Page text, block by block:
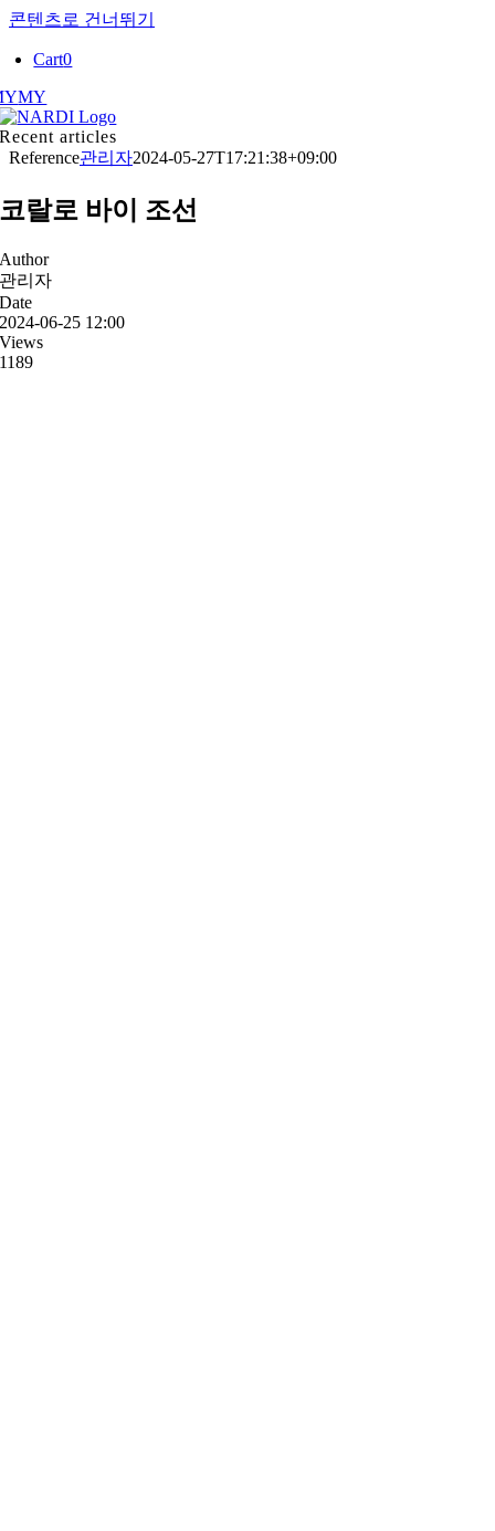
콘텐츠로 건너뛰기
Cart0
MY
Recent articles
Reference관리자2024-05-27T17:21:38+09:00
코랄로 바이 조선
Author
관리자
Date
2024-06-25 12:00
Views
1189